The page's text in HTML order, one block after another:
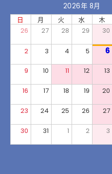
2026年 8月
日 月 火 水 木
26
27 28 29 30
2 3 4 5 6
9 10 11 12 13
16 17 18 19 20
23 24 25 26 27
30 31 1 2 3